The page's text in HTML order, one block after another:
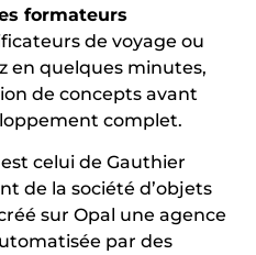
formateurs
de voyage ou
en quelques minutes,
de concepts avant
complet.
celui de Gauthier
de la société d’objets
sur Opal une agence
par des